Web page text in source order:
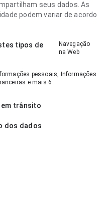
seus dados. As
podem variar de acordo
tipos de
Navegação
na Web
pessoais, Informações
e mais 6
trânsito
dos dados